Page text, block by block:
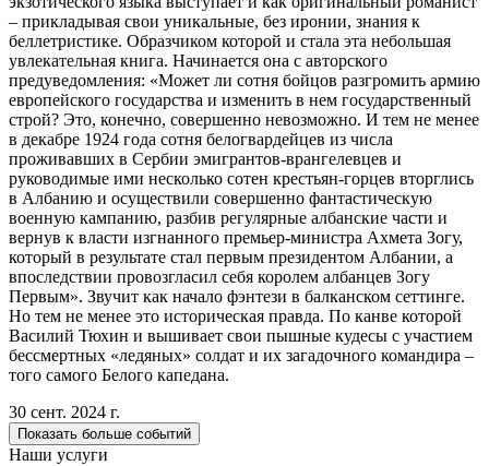
– прикладывая свои уникальные, без иронии, знания к
беллетристике. Образчиком которой и стала эта небольшая
увлекательная книга. Начинается она с авторского
предуведомления: «Может ли сотня бойцов разгромить армию
европейского государства и изменить в нем государственный
строй? Это, конечно, совершенно невозможно. И тем не менее
в декабре 1924 года сотня белогвардейцев из числа
проживавших в Сербии эмигрантов-врангелевцев и
руководимые ими несколько сотен крестьян-горцев вторглись
в Албанию и осуществили совершенно фантастическую
военную кампанию, разбив регулярные албанские части и
вернув к власти изгнанного премьер-министра Ахмета Зогу,
который в результате стал первым президентом Албании, а
впоследствии провозгласил себя королем албанцев Зогу
Первым». Звучит как начало фэнтези в балканском сеттинге.
Но тем не менее это историческая правда. По канве которой
Василий Тюхин и вышивает свои пышные кудесы с участием
бессмертных «ледяных» солдат и их загадочного командира –
того самого Белого капедана.
30 сент. 2024 г.
Показать больше событий
Наши услуги